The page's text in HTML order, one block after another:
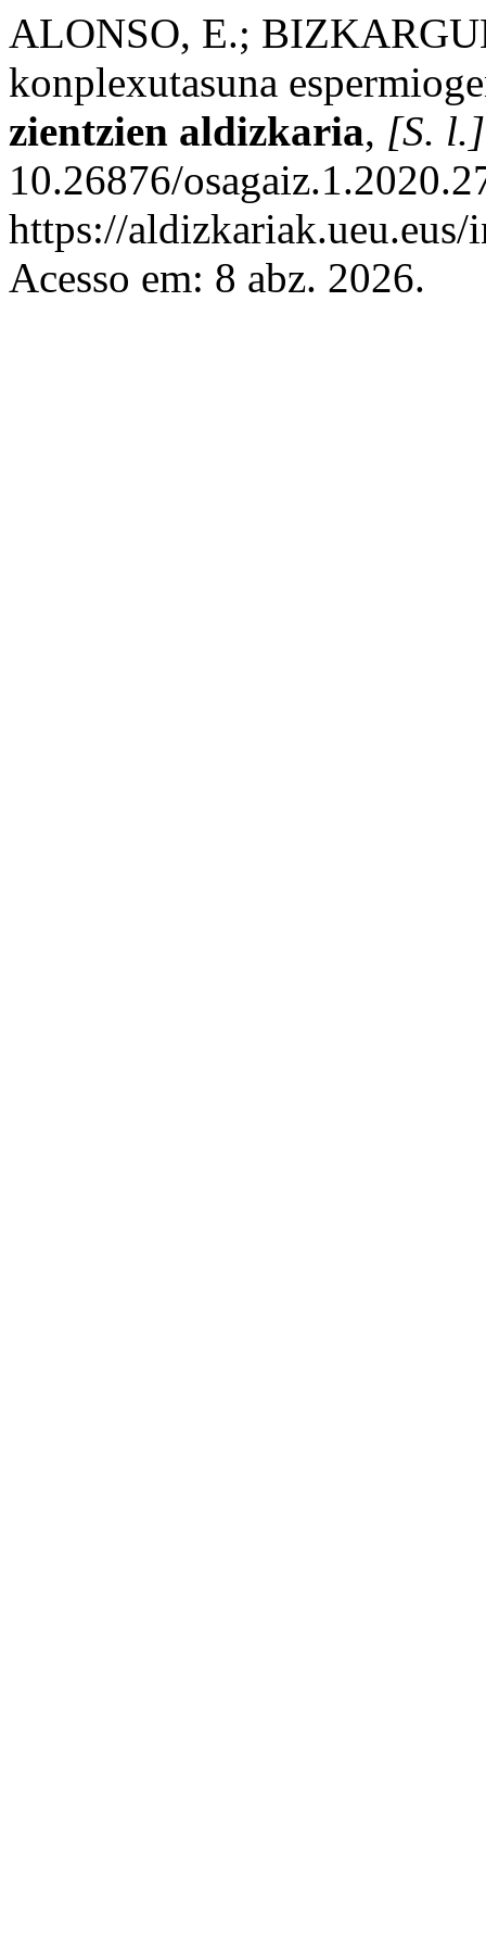
ALONSO, E.;
konplexutasuna
zientzien aldizkaria, [S. l.]
10.26876/
https://
Acesso em: 8 abz. 2026.